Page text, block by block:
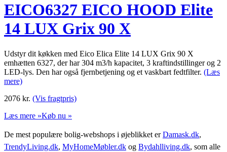
EICO6327 EICO HOOD Elite
14 LUX Grix 90 X
Udstyr dit køkken med Eico Elica Elite 14 LUX Grix 90 X
emhætten 6327, der har 304 m3/h kapacitet, 3 kraftindstillinger og 2
LED-lys. Den har også fjernbetjening og et vaskbart fedtfilter. (Læs
mere)
2076 kr. (Vis fragtpris)
Læs mere »Køb nu »
De mest populære bolig-webshops i øjeblikket erDamask.dk,
TrendyLiving.dk, MyHomeMøbler.dk og Bydahlliving.dk, som alle